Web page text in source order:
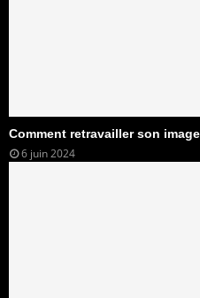
Comment retravailler son
6 juin 2024